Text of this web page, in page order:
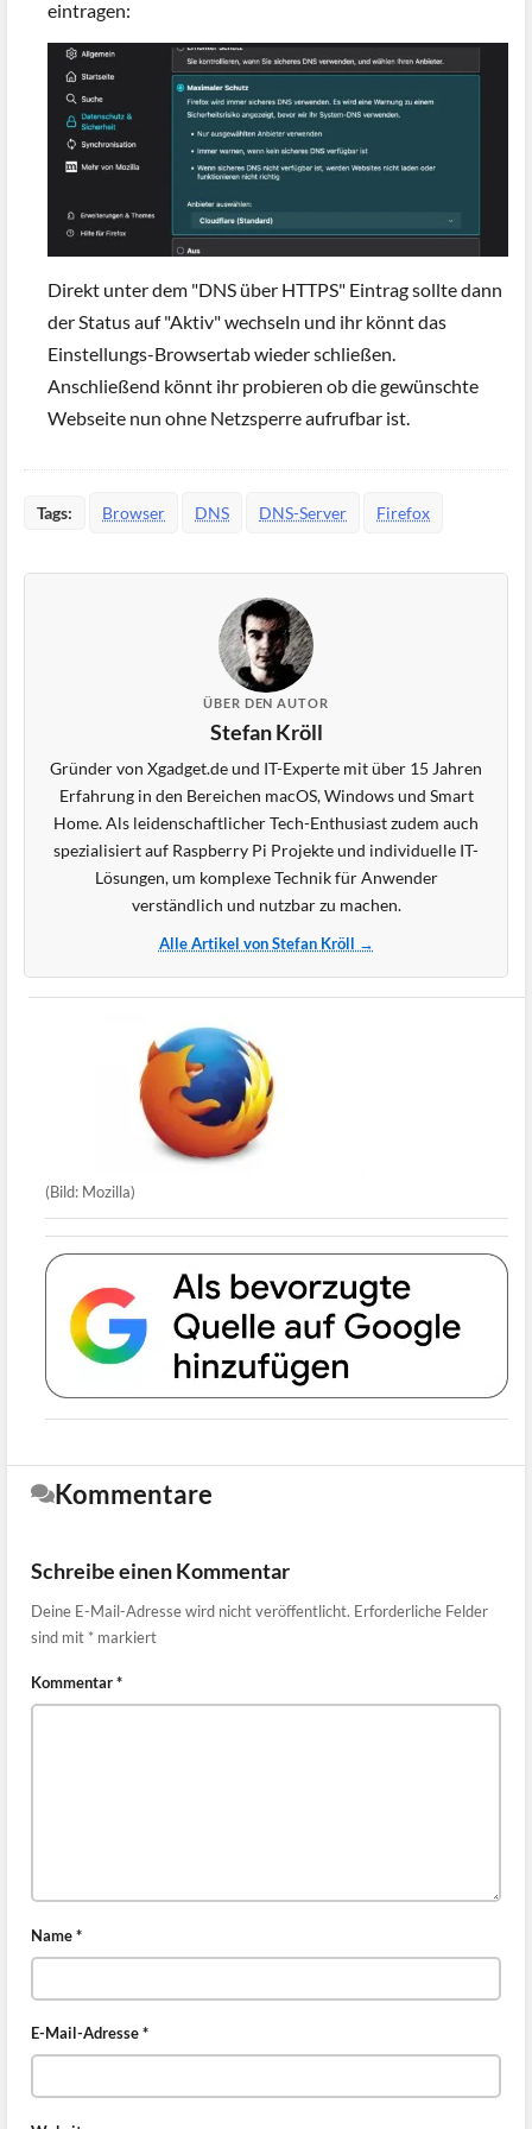
eintragen:
Direkt unter dem "DNS über HTTPS" Eintrag sollte dann
der Status auf "Aktiv" wechseln und ihr könnt das
Einstellungs-Browsertab wieder schließen.
Anschließend könnt ihr probieren ob die gewünschte
Webseite nun ohne Netzsperre aufrufbar ist.
Tags: Browser DNS DNS-Server Firefox
ÜBER DEN AUTOR
Stefan Kröll
Gründer von Xgadget.de und IT-Experte mit über 15 Jahren
Erfahrung in den Bereichen macOS, Windows und Smart
Home. Als leidenschaftlicher Tech-Enthusiast zudem auch
spezialisiert auf Raspberry Pi Projekte und individuelle IT-
Lösungen, um komplexe Technik für Anwender
verständlich und nutzbar zu machen.
Alle Artikel von Stefan Kröll →
(Bild: Mozilla)
Kommentare
Schreibe einen Kommentar
Deine E-Mail-Adresse wird nicht veröffentlicht. Erforderliche Felder
sind mit * markiert
Kommentar*
Name*
E-Mail-Adresse*